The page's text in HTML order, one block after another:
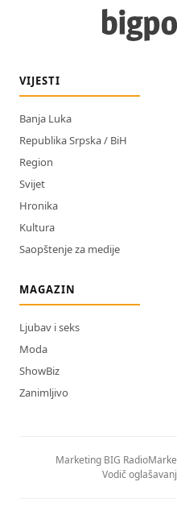
VIJESTI
Banja Luka
Republika Srpska / BiH
Region
Svijet
Hronika
Kultura
Saopštenje za medije
MAGAZIN
Ljubav i seks
Moda
ShowBiz
Zanimljivo
Marketing BIG Radio
Vodič